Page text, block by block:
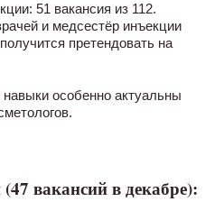
51 вакансия из 112.
и медсестёр инъекции
претендовать на
особенно актуальны
вакансий в декабре):